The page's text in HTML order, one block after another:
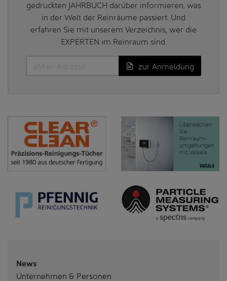
gedruckten JAHRBUCH darüber informieren, was
in der Welt der Reinräume passiert. Und
erfahren Sie mit unserem Verzeichnis, wer die
EXPERTEN im Reinraum sind.
zur Anmeldung
News
Unternehmen & Personen